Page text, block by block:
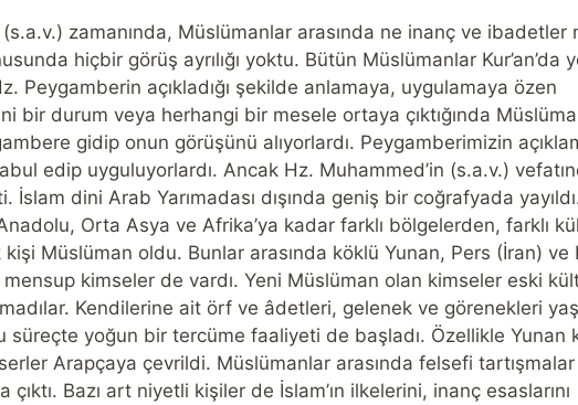
zamanında, Müslümanlar arasında ne inanç ve ibadetler
hiçbir görüş ayrılığı yoktu. Bütün Müslümanlar Kur’an’da
Peygamberin açıkladığı şekilde anlamaya, uygulamaya özen
bir durum veya herhangi bir mesele ortaya çıktığında
gidip onun görüşünü alıyorlardı. Peygamberimizin
edip uyguluyorlardı. Ancak Hz. Muhammed’in (s.a.v.)
İslam dini Arab Yarımadası dışında geniş bir coğrafyada
Anadolu, Orta Asya ve Afrika’ya kadar farklı bölgelerden, farklı
Müslüman oldu. Bunlar arasında köklü Yunan, Pers (İran) ve
kimseler de vardı. Yeni Müslüman olan kimseler eski
Kendilerine ait örf ve âdetleri, gelenek ve görenekleri
süreçte yoğun bir tercüme faaliyeti de başladı. Özellikle Yunan
Arapçaya çevrildi. Müslümanlar arasında felsefi
çıktı. Bazı art niyetli kişiler de İslam’ın ilkelerini, inanç esaslarını